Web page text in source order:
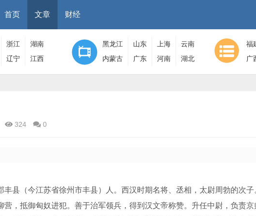
首页 文章 财经
浙江
湖南
辽宁 江西
黑龙江 山东 上海
云南
内蒙古
广东 河南 湖北
福
广
324 0
丰县（今江苏省徐州市丰县）人。西汉时期名将、丞相，太尉周勃的次
营，抵御匈奴进犯。善于治军领兵，得到汉文帝称赞。升任中尉，负责